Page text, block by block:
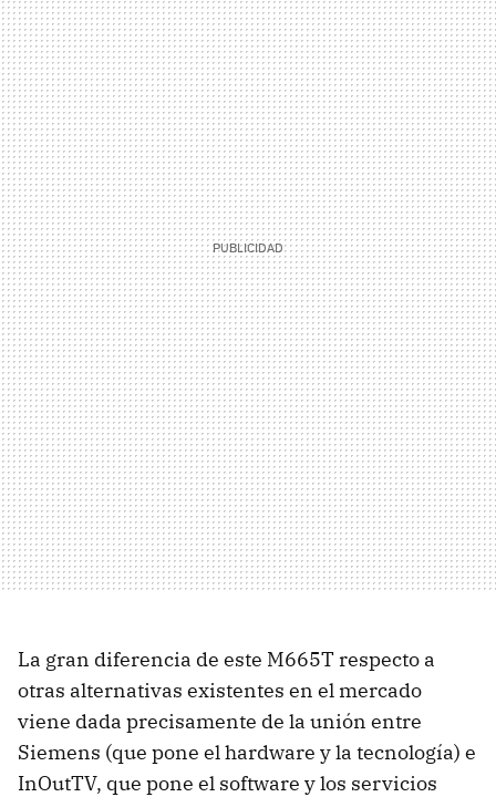
La gran diferencia de este M665T respecto a
otras alternativas existentes en el mercado
viene dada precisamente de la unión entre
Siemens (que pone el hardware y la tecnología) e
InOutTV, que pone el software y los servicios